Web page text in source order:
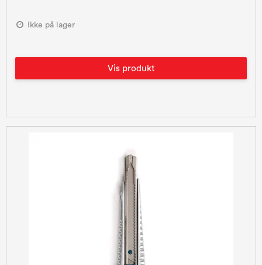
Ikke på lager
Vis produkt